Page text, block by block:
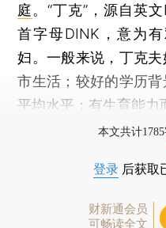
庭。“丁克”，源自英
首字母DINK，意为
妇。一般来说，丁克
市生活；较好的学历
平均水平；有生育能力
本文共计
登录 后获取
财新通会员
可畅读全文